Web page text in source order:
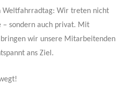
Weltfahrradtag: Wir treten nicht
– sondern auch privat. Mit
bringen wir unsere Mitarbeitenden
ans Ziel.